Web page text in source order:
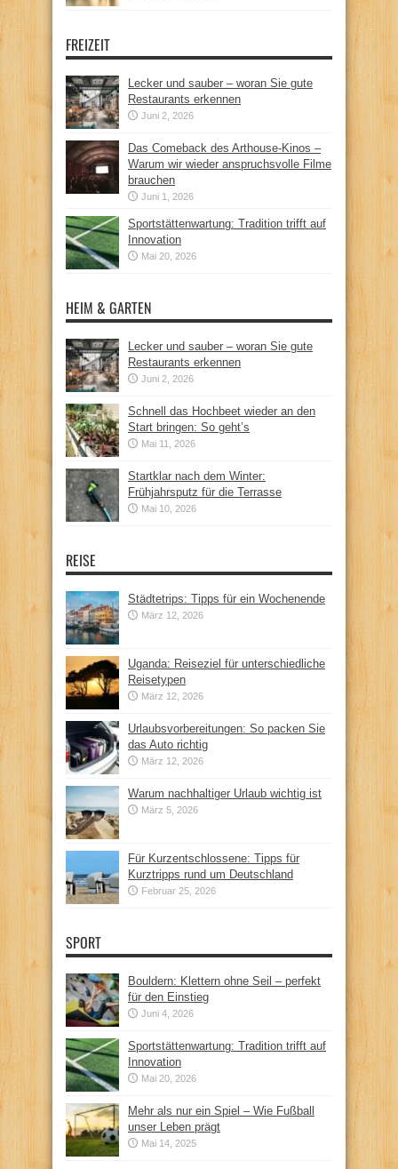
FREIZEIT
Lecker und sauber – woran Sie gute
Restaurants erkennen
Juni 2, 2026
Das Comeback des Arthouse-Kinos –
Warum wir wieder anspruchsvolle Filme
brauchen
Juni 1, 2026
Sportstättenwartung: Tradition trifft auf
Innovation
Mai 20, 2026
HEIM & GARTEN
Lecker und sauber – woran Sie gute
Restaurants erkennen
Juni 2, 2026
Schnell das Hochbeet wieder an den
Start bringen: So geht’s
Mai 11, 2026
Startklar nach dem Winter:
Frühjahrsputz für die Terrasse
Mai 10, 2026
REISE
Städtetrips: Tipps für ein Wochenende
März 12, 2026
Uganda: Reiseziel für unterschiedliche
Reisetypen
März 12, 2026
Urlaubsvorbereitungen: So packen Sie
das Auto richtig
März 12, 2026
Warum nachhaltiger Urlaub wichtig ist
März 5, 2026
Für Kurzentschlossene: Tipps für
Kurztripps rund um Deutschland
Februar 25, 2026
SPORT
Bouldern: Klettern ohne Seil – perfekt
für den Einstieg
Juni 4, 2026
Sportstättenwartung: Tradition trifft auf
Innovation
Mai 20, 2026
Mehr als nur ein Spiel – Wie Fußball
unser Leben prägt
Mai 14, 2025